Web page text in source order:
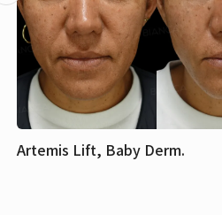
Artemis Lift, Baby Derm.